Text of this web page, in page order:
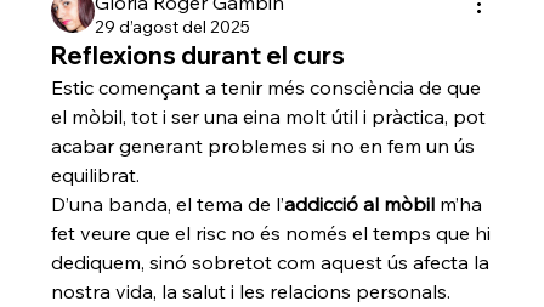
29 d’agost del 2025
Reflexions durant el curs
Estic començant a tenir més consciència de que
el mòbil, tot i ser una eina molt útil i pràctica, pot
acabar generant problemes si no en fem un ús
equilibrat.
D’una banda, el tema de l’addicció al mòbil m’ha
fet veure que el risc no és només el temps que hi
dediquem, sinó sobretot com aquest ús afecta la
nostra vida, la salut i les relacions personals.